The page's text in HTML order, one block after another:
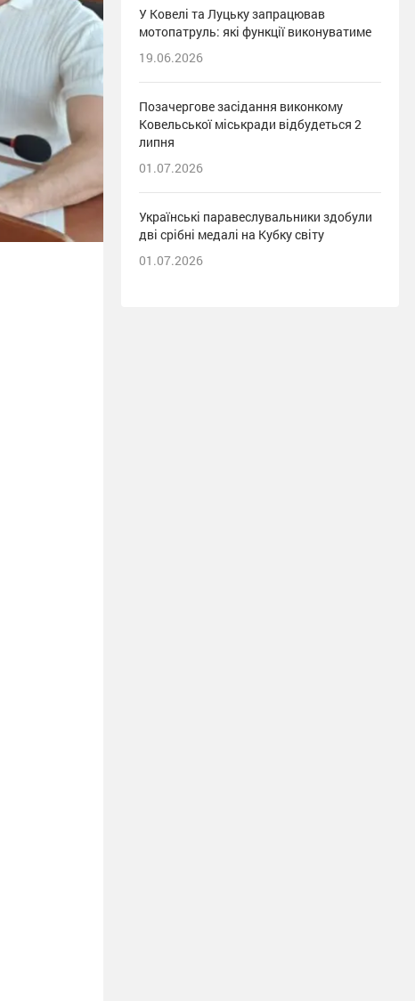
У Ковелі та Луцьку запрацював
мотопатруль: які функції виконуватиме
19.06.2026
Позачергове засідання виконкому
Ковельської міськради відбудеться 2
липня
01.07.2026
Українські паравеслувальники здобули
дві срібні медалі на Кубку світу
01.07.2026